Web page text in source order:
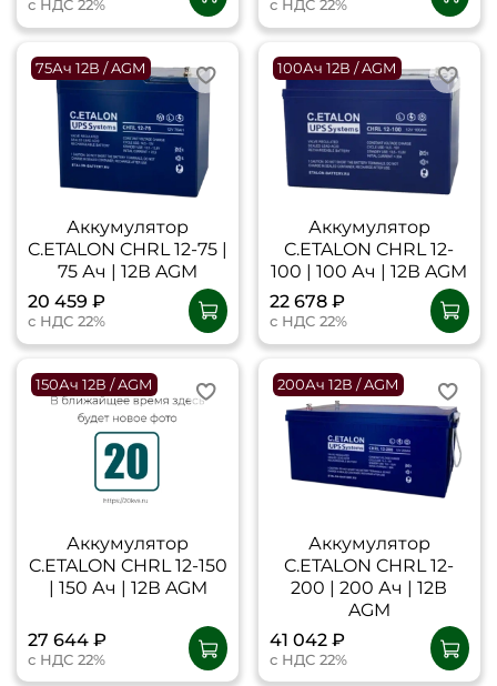
с НДС 22% с НДС 22%
75Ач 12В / AGM
Аккумулятор
C.ETALON CHRL 12-75 |
75 Ач | 12В AGM
20 459 ₽
с НДС 22%
100Ач 12В / AGM
Аккумулятор
C.ETALON CHRL 12-
100 | 100 Ач | 12В AGM
22 678 ₽
с НДС 22%
150Ач 12В / AGM
Аккумулятор
C.ETALON CHRL 12-150
| 150 Ач | 12В AGM
27 644 ₽
с НДС 22%
200Ач 12В / AGM
Аккумулятор
C.ETALON CHRL 12-
200 | 200 Ач | 12В
AGM
41 042 ₽
с НДС 22%